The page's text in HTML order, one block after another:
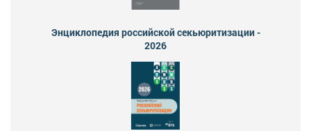
Энциклопедия российской секьюритизации -
2026